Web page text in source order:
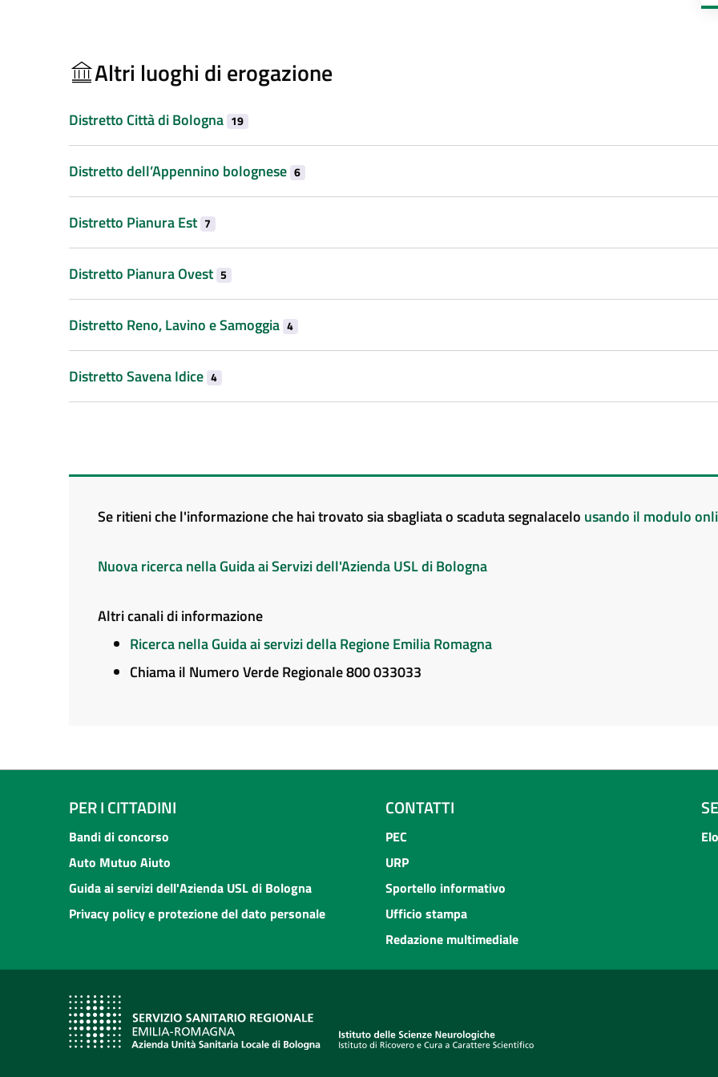
Altri luoghi di erogazione
Distretto Città di Bologna 19
Distretto dell’Appennino bolognese 6
Distretto Pianura Est 7
Distretto Pianura Ovest 5
Distretto Reno, Lavino e Samoggia 4
Distretto Savena Idice 4
Se ritieni che l'informazione che hai trovato sia sbagliata o scaduta segnalacelo usando il modulo
Nuova ricerca nella Guida ai Servizi dell'Azienda USL di Bologna
Altri canali di informazione
Ricerca nella Guida ai servizi della Regione Emilia Romagna
Chiama il Numero Verde Regionale 800 033033
PER I CITTADINI
Bandi di concorso
Auto Mutuo Aiuto
Guida ai servizi dell'Azienda USL di Bologna
Privacy policy e protezione del dato personale
CONTATTI
PEC
URP
Sportello informativo
Ufficio stampa
Redazione multimediale